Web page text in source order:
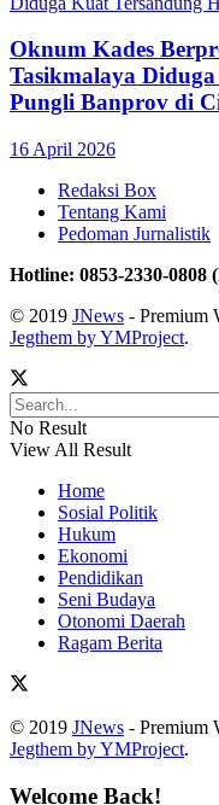
Oknum Kades
Tasikmalaya
Pungli Banprov di
16 April 2026
Redaksi Box
Tentang Kami
Pedoman Jurnalistik
Hotline: 0853-2330-
© 2019 JNews - Premium
Jegthem by YMProject.
No Result
View All Result
Home
Sosial Politik
Hukum
Ekonomi
Pendidikan
Seni Budaya
Otonomi Daerah
Ragam Berita
© 2019 JNews - Premium
Jegthem by YMProject.
Welcome Back!